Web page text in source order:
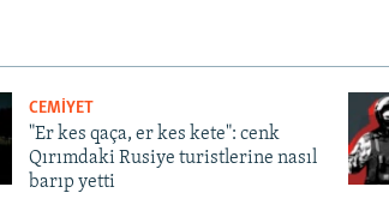
CEMİYET
"Er kes qaça, er kes kete": cenk
Qırımdaki Rusiye turistlerine nasıl
barıp yetti